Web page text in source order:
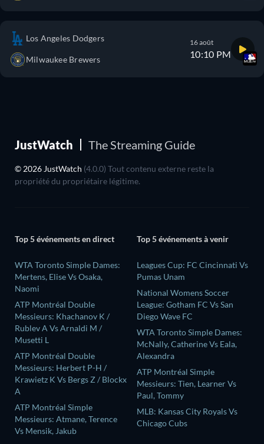
Los Angeles Dodgers
Milwaukee Brewers
16 août
10:10 PM
JustWatch The Streaming Guide
© 2026 JustWatch (4.0.0) Tout contenu externe reste la
propriété du propriétaire légitime.
Top 5 événements en direct
WTA Toronto Simple Dames:
Mertens, Elise Vs Osaka,
Naomi
ATP Montréal Double
Messieurs: Khachanov K /
Rublev A Vs Arnaldi M /
Musetti L
ATP Montréal Double
Messieurs: Herbert P-H /
Krawietz K Vs Bergs Z / Blockx
A
ATP Montréal Simple
Messieurs: Atmane, Terence
Vs Mensik, Jakub
Top 5 événements à venir
Leagues Cup: FC Cincinnati Vs
Pumas Unam
National Womens Soccer
League: Gotham FC Vs San
Diego Wave FC
WTA Toronto Simple Dames:
McNally, Catherine Vs Eala,
Alexandra
ATP Montréal Simple
Messieurs: Tien, Learner Vs
Paul, Tommy
MLB: Kansas City Royals Vs
Chicago Cubs